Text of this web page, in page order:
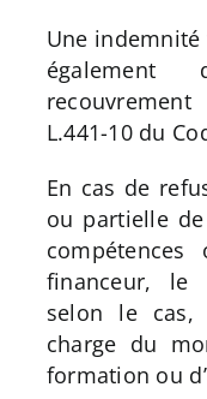
Une
L.441-10 du
En cas de
ou partielle
financeur, le
selon le
charge du
formation ou